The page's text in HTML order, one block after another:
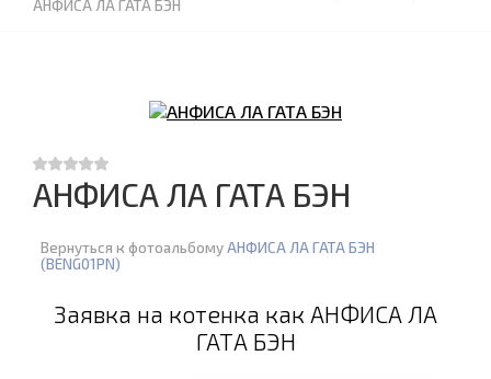
АНФИСА ЛА ГАТА БЭН
АНФИСА ЛА ГАТА БЭН
Вернуться к фотоальбомуАНФИСА ЛА ГАТА БЭН
(BENG01PN)
Заявка на котенка как АНФИСА ЛА
ГАТА БЭН